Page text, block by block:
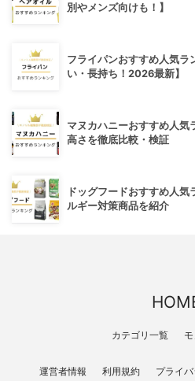
別やメンズ向けも！】
フライパンおすすめ人気
い・長持ち！2026最新】
マヌカハニーおすすめ人
高さを徹底比較・検証
ドッグフードおすすめ人
ルギー対策商品を紹介
カテゴリ一覧
運営者情報 利用規約 プライ